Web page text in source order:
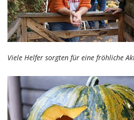
Viele Helfer sorgten für eine fröhliche